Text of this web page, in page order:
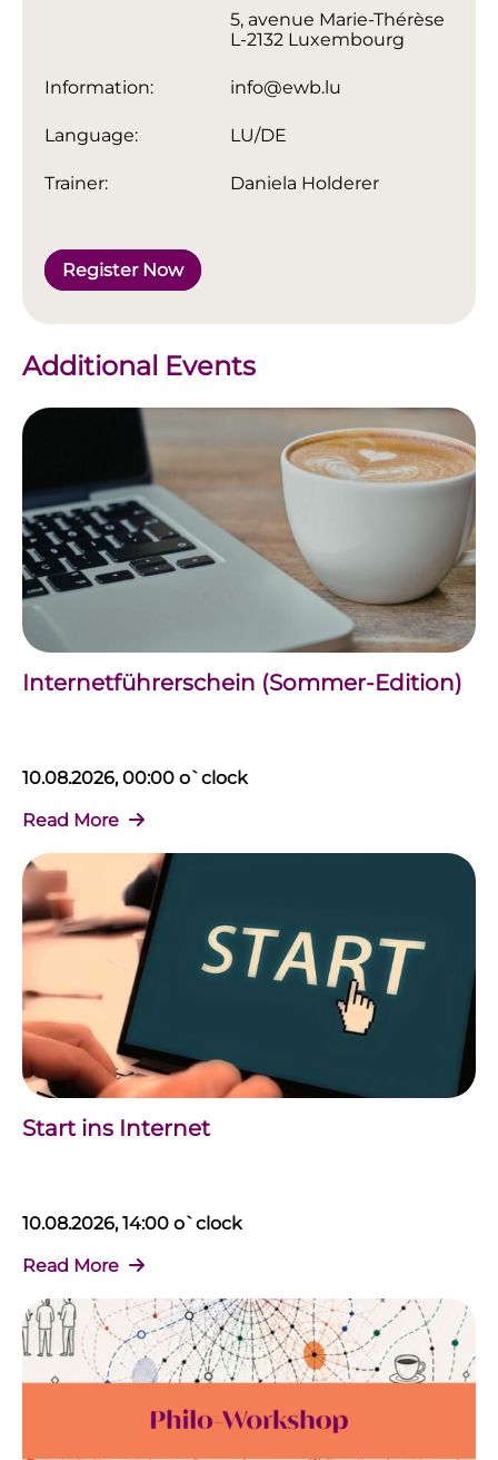
5, avenue Marie-Thérèse
L-2132 Luxembourg
Information: info@ewb.lu
Language: LU/DE
Trainer: Daniela Holderer
Register Now
Additional Events
Internetführerschein (Sommer-Edition)
10.08.2026, 00:00 o`clock
Read More
Start ins Internet
10.08.2026, 14:00 o`clock
Read More